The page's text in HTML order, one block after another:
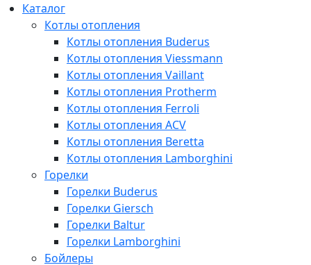
Каталог
Котлы отопления
Котлы отопления Buderus
Котлы отопления Viessmann
Котлы отопления Vaillant
Котлы отопления Protherm
Котлы отопления Ferroli
Котлы отопления ACV
Котлы отопления Beretta
Котлы отопления Lamborghini
Горелки
Горелки Buderus
Горелки Giersch
Горелки Baltur
Горелки Lamborghini
Бойлеры